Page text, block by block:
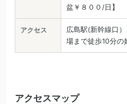
盆￥８００/日】
アクセス
広島駅(新幹線口
場まで徒歩10分の
アクセスマップ